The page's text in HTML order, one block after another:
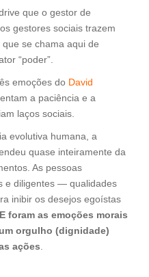
que o gestor de
gestores sociais trazem
se chama aqui de
“poder”.
emoções do David
a paciência e a
laços sociais.
evolutiva humana, a
quase inteiramente da
As pessoas
e diligentes — qualidades
inibir os desejos egoístas
E foram as emoções morais
orgulho (dignidade)
ações